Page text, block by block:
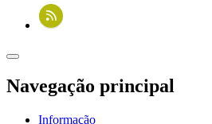
Navegação principal
Informação